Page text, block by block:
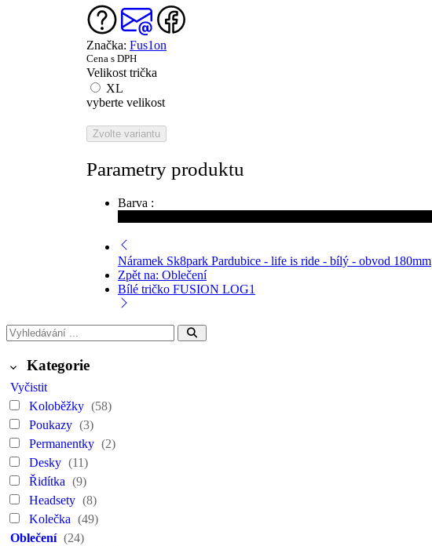
Značka: Fus1on
Cena s DPH
Velikost trička
XL
vyberte velikost
Zvolte variantu
Parametry produktu
Barva :
Náramek Sk8park Pardubice - life is ride - bílý - obvod 180mm
Zpět na: Oblečení
Bílé tričko FUSION LOG1
Kategorie
Vyčistit
Koloběžky (58)
Poukazy (3)
Permanentky (2)
Desky (11)
Řidítka (9)
Headsety (8)
Kolečka (49)
Oblečení (24)